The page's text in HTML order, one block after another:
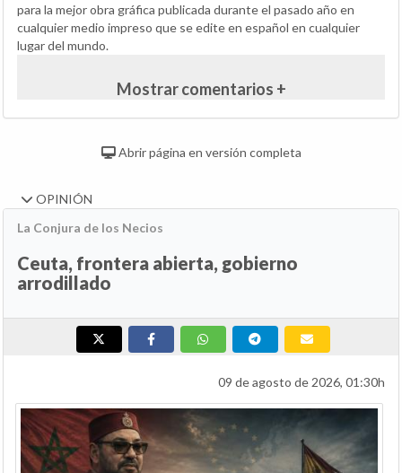
para la mejor obra gráfica publicada durante el pasado año en
cualquier medio impreso que se edite en español en cualquier
lugar del mundo.
Mostrar comentarios +
Abrir página en versión completa
OPINIÓN
La Conjura de los Necios
Ceuta, frontera abierta, gobierno
arrodillado
09 de agosto de 2026, 01:30h